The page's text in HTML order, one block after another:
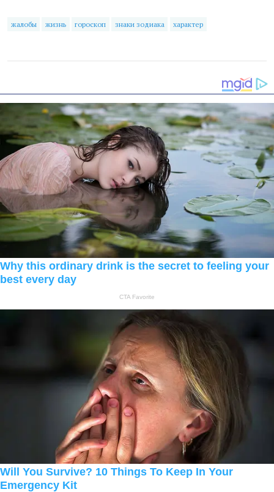
жалобы жизнь гороскоп знаки зодиака характер